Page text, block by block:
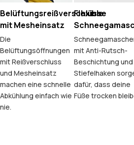
Belüftungsreißverschlüsse
mit Mesheinsatz
Die
Belüftungsöffnungen
mit Reißverschluss
und Mesheinsatz
machen eine schnelle
Abkühlung einfach wie
nie.
Flexible
mit Anti-Rutsch-
Beschichtung und
Stiefelhaken
dafür, dass deine
Füße trocken